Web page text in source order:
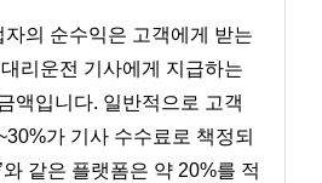
의 순수익은 고객에게 받는
리운전 기사에게 지급하는
액입니다. 일반적으로 고객
가 기사 수수료로 책정되
와 같은 플랫폼은 약 20%를 적